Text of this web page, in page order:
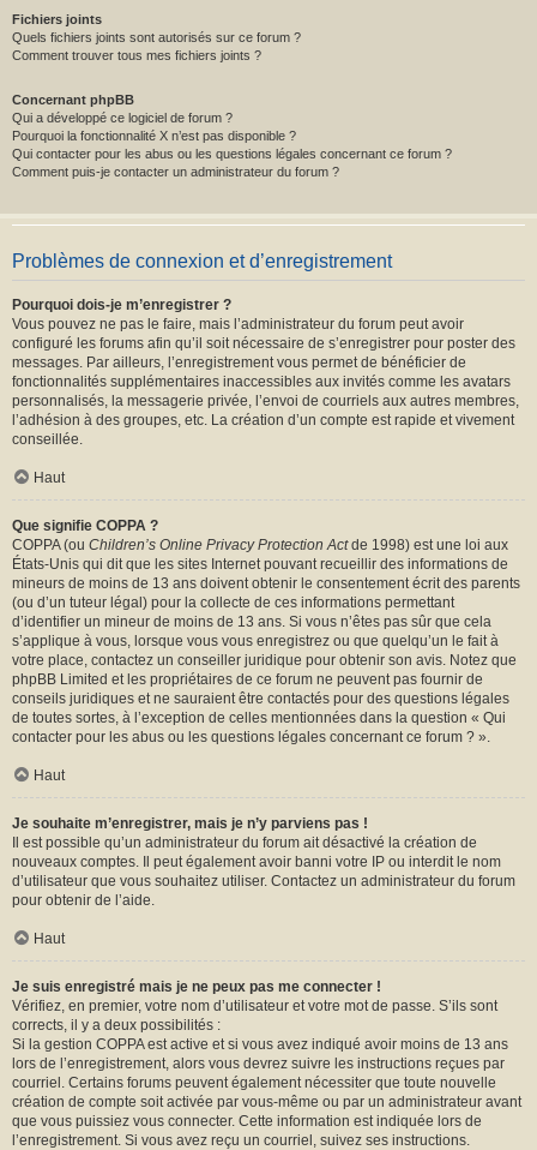
Fichiers joints
Quels fichiers joints sont autorisés sur ce forum ?
Comment trouver tous mes fichiers joints ?
Concernant phpBB
Qui a développé ce logiciel de forum ?
Pourquoi la fonctionnalité X n’est pas disponible ?
Qui contacter pour les abus ou les questions légales concernant ce forum ?
Comment puis-je contacter un administrateur du forum ?
Problèmes de connexion et d’enregistrement
Pourquoi dois-je m’enregistrer ?
Vous pouvez ne pas le faire, mais l’administrateur du forum peut avoir
configuré les forums afin qu’il soit nécessaire de s’enregistrer pour poster des
messages. Par ailleurs, l’enregistrement vous permet de bénéficier de
fonctionnalités supplémentaires inaccessibles aux invités comme les avatars
personnalisés, la messagerie privée, l’envoi de courriels aux autres membres,
l’adhésion à des groupes, etc. La création d’un compte est rapide et vivement
conseillée.
Haut
Que signifie COPPA ?
COPPA (ou Children’s Online Privacy Protection Actde 1998) est une loi aux
États-Unis qui dit que les sites Internet pouvant recueillir des informations de
mineurs de moins de 13 ans doivent obtenir le consentement écrit des parents
(ou d’un tuteur légal) pour la collecte de ces informations permettant
d’identifier un mineur de moins de 13 ans. Si vous n’êtes pas sûr que cela
s’applique à vous, lorsque vous vous enregistrez ou que quelqu’un le fait à
votre place, contactez un conseiller juridique pour obtenir son avis. Notez que
phpBB Limited et les propriétaires de ce forum ne peuvent pas fournir de
conseils juridiques et ne sauraient être contactés pour des questions légales
de toutes sortes, à l’exception de celles mentionnées dans la question « Qui
contacter pour les abus ou les questions légales concernant ce forum ? ».
Haut
Je souhaite m’enregistrer, mais je n’y parviens pas !
Il est possible qu’un administrateur du forum ait désactivé la création de
nouveaux comptes. Il peut également avoir banni votre IP ou interdit le nom
d’utilisateur que vous souhaitez utiliser. Contactez un administrateur du forum
pour obtenir de l’aide.
Haut
Je suis enregistré mais je ne peux pas me connecter !
Vérifiez, en premier, votre nom d’utilisateur et votre mot de passe. S’ils sont
corrects, il y a deux possibilités :
Si la gestion COPPA est active et si vous avez indiqué avoir moins de 13 ans
lors de l’enregistrement, alors vous devrez suivre les instructions reçues par
courriel. Certains forums peuvent également nécessiter que toute nouvelle
création de compte soit activée par vous-même ou par un administrateur avant
que vous puissiez vous connecter. Cette information est indiquée lors de
l’enregistrement. Si vous avez reçu un courriel, suivez ses instructions.